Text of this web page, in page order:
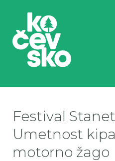
Festival
Umetnost
motorno žago